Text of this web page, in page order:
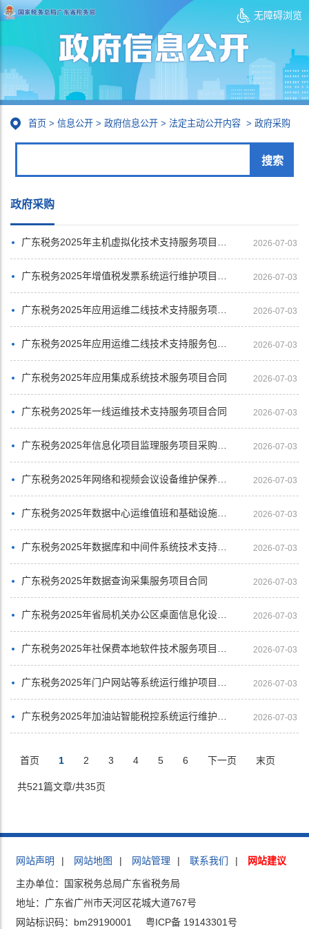
无障碍浏览
首页 > 信息公开 > 政府信息公开 > 法定主动公开内容 > 政府采购
政府采购
广东税务2025年主机虚拟化技术支持服务项目合同 2026-07-03
广东税务2025年增值税发票系统运行维护项目合同 2026-07-03
广东税务2025年应用运维二线技术支持服务项目包一（核心征管等系统应用运维技术支持服务项目）合同 2026-07-03
广东税务2025年应用运维二线技术支持服务包二（自然人电子税务局等系统运维项目）合同 2026-07-03
广东税务2025年应用集成系统技术服务项目合同 2026-07-03
广东税务2025年一线运维技术支持服务项目合同 2026-07-03
广东税务2025年信息化项目监理服务项目采购合同 2026-07-03
广东税务2025年网络和视频会议设备维护保养项目合同 2026-07-03
广东税务2025年数据中心运维值班和基础设施维护保养服务项目合同 2026-07-03
广东税务2025年数据库和中间件系统技术支持服务项目合同 2026-07-03
广东税务2025年数据查询采集服务项目合同 2026-07-03
广东税务2025年省局机关办公区桌面信息化设备维护保养项目合同 2026-07-03
广东税务2025年社保费本地软件技术服务项目合同 2026-07-03
广东税务2025年门户网站等系统运行维护项目合同 2026-07-03
广东税务2025年加油站智能税控系统运行维护项目合同 2026-07-03
首页 1 2 3 4 5 6 下一页 末页
共521篇文章/共35页
网站声明 | 网站地图 | 网站管理 | 联系我们 | 网站建议
主办单位：国家税务总局广东省税务局
地址：广东省广州市天河区花城大道767号
网站标识码：bm29190001
粤ICP备 19143301号